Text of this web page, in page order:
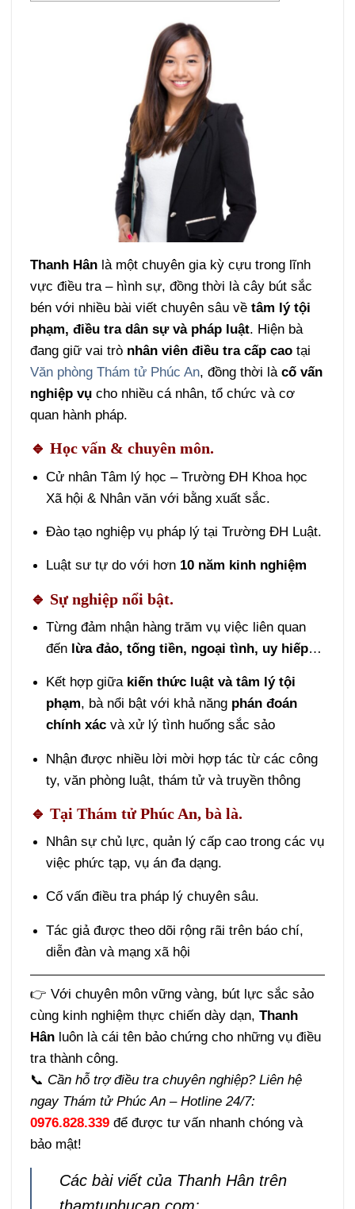
Thanh Hân là một chuyên gia kỳ cựu trong lĩnh
vực điều tra – hình sự, đồng thời là cây bút sắc
bén với nhiều bài viết chuyên sâu vềtâm lý tội
phạm, điều tra dân sự và pháp luật. Hiện bà
đang giữ vai trò nhân viên điều tra cấp cao tại
Văn phòng Thám tử Phúc An, đồng thời làcố vấn
nghiệp vụ cho nhiều cá nhân, tổ chức và cơ
quan hành pháp.
🔹Học vấn & chuyên môn.
Cử nhân Tâm lý học – Trường ĐH Khoa học
Xã hội & Nhân văn với bằng xuất sắc.
Đào tạo nghiệp vụ pháp lý tại Trường ĐH Luật.
Luật sư tự do với hơn 10 năm kinh nghiệm
🔹 Sự nghiệp nổi bật.
Từng đảm nhận hàng trăm vụ việc liên quan
đến lừa đảo, tống tiền, ngoại tình, uy hiếp…
Kết hợp giữa kiến thức luật và tâm lý tội
phạm, bà nổi bật với khả năng phán đoán
chính xácvà xử lý tình huống sắc sảo
Nhận được nhiều lời mời hợp tác từ các công
ty, văn phòng luật, thám tử và truyền thông
🔹Tại Thám tử Phúc An, bà là.
Nhân sự chủ lực, quản lý cấp cao trong các vụ
việc phức tạp, vụ án đa dạng.
Cố vấn điều tra pháp lý chuyên sâu.
Tác giả được theo dõi rộng rãi trên báo chí,
diễn đàn và mạng xã hội
👉 Với chuyên môn vững vàng, bút lực sắc sảo
cùng kinh nghiệm thực chiến dày dạn,Thanh
Hân luôn là cái tên bảo chứng cho những vụ điều
tra thành công.
📞 Cần hỗ trợ điều tra chuyên nghiệp? Liên hệ
ngay Thám tử Phúc An – Hotline 24/7:
0976.828.339 để được tư vấn nhanh chóng và
bảo mật!
Các bài viết của Thanh Hân trên
thamtuphucan.com: